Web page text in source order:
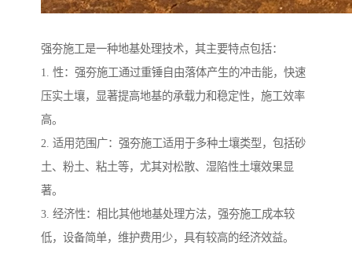
强夯施工是一种地基处理技术，其主要特点包括：
1. 性：强夯施工通过重锤自由落体产生的冲击能，快速
压实土壤，显著提高地基的承载力和稳定性，施工效率
高。
2. 适用范围广：强夯施工适用于多种土壤类型，包括砂
土、粉土、粘土等，尤其对松散、湿陷性土壤效果显
著。
3. 经济性：相比其他地基处理方法，强夯施工成本较
低，设备简单，维护费用少，具有较高的经济效益。